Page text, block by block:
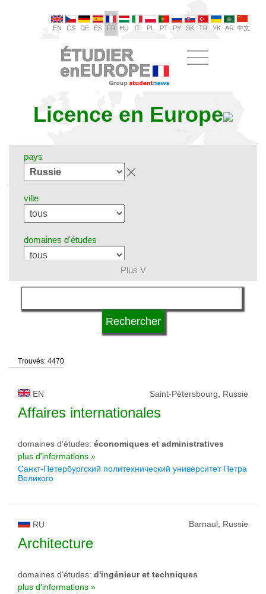
EN CS DE ES FR HU IT PL PT РУ SK TR УК AR 中文
Licence en Europe
pays
ville
domaines d'études
langue
statut d'université
Plus V
Trouvés: 4470
EN Saint-Pétersbourg, Russie
Affaires internationales
domaines d'études: économiques et administratives
plus d'informations »
Санкт-Петербургский политехнический университет Петра
Великого
RU Barnaul, Russie
Architecture
domaines d'études: d'ingénieur et techniques
plus d'informations »